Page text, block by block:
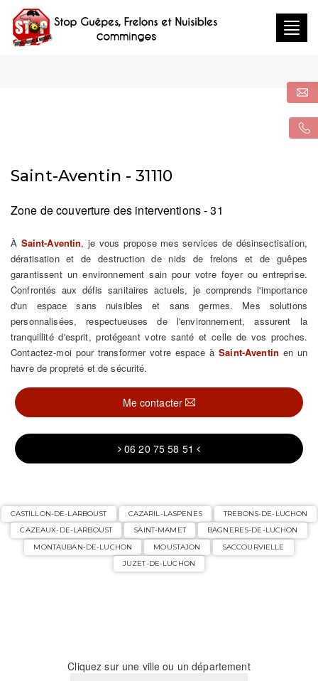
Saint-Aventin - 31110
Zone de couverture des interventions - 31
À Saint-Aventin, je vous propose mes services de désinsectisation,
dératisation et de destruction de nids de frelons et de guêpes
garantissent un environnement sain pour votre foyer ou entreprise.
Confrontés aux défis sanitaires actuels, je comprends l'importance
d'un espace sans nuisibles et sans germes. Mes solutions
personnalisées, respectueuses de l'environnement, assurent la
tranquillité d'esprit, protégeant votre santé et celle de vos proches.
Contactez-moi pour transformer votre espace àSaint-Aventin en un
havre de propreté et de sécurité.
Me contacter
06 20 75 58 51
CASTILLON-DE-LARBOUST CAZARIL-LASPENES
TREBONS-DE-LUCHON
CAZEAUX-DE-LARBOUST
SAINT-MAMET
BAGNERES-DE-LUCHON
MONTAUBAN-DE-LUCHON
MOUSTAJON
SACCOURVIELLE
JUZET-DE-LUCHON
Cliquez sur une ville ou un département